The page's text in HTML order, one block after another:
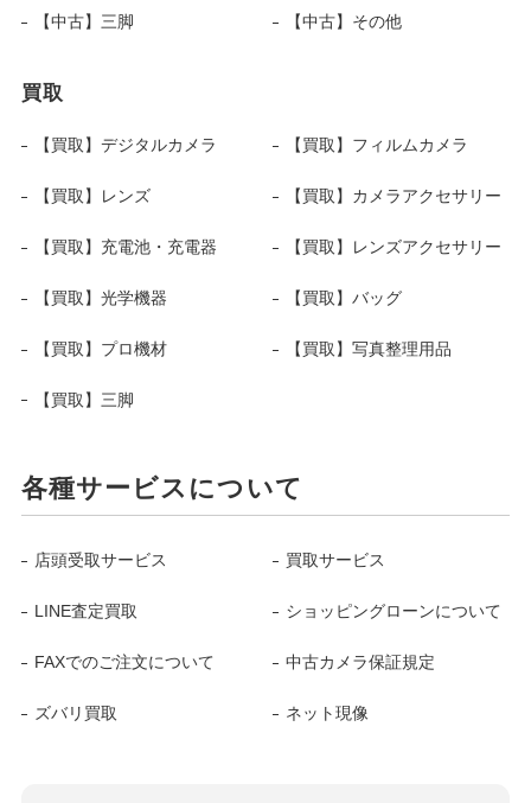
【中古】三脚 【中古】その他
買取
【買取】デジタルカメラ 【買取】フィルムカメラ
【買取】レンズ 【買取】カメラアクセサリー
【買取】充電池・充電器 【買取】レンズアクセサリー
【買取】光学機器 【買取】バッグ
【買取】プロ機材 【買取】写真整理用品
【買取】三脚
各種サービスについて
店頭受取サービス 買取サービス
LINE査定買取 ショッピングローンについて
FAXでのご注文について 中古カメラ保証規定
ズバリ買取 ネット現像